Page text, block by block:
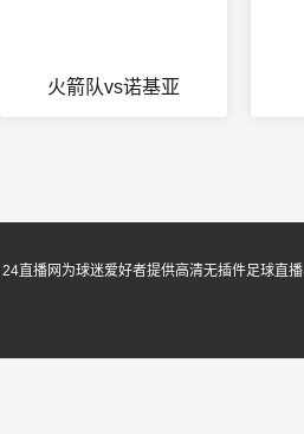
火箭队vs诺基亚
24直播网为球迷爱好者提供高清无插件足球直